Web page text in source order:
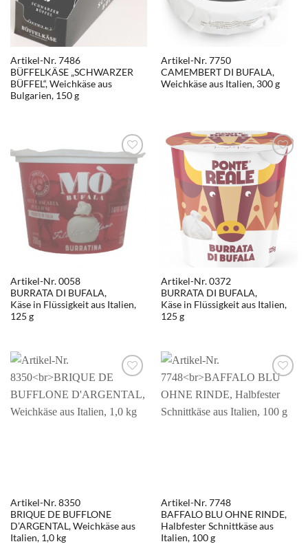
Artikel-Nr. 7486
BÜFFELKÄSE „SCHWARZER
BÜFFEL“, Weichkäse aus
Bulgarien, 150 g
Artikel-Nr. 7750
CAMEMBERT DI BUFALA,
Weichkäse aus Italien, 300 g
Artikel-Nr. 0058
BURRATA DI BUFALA,
Käse in Flüssigkeit aus Italien,
125 g
Artikel-Nr. 0372
BURRATA DI BUFALA,
Käse in Flüssigkeit aus Italien,
125 g
Artikel-Nr. 8350
BRIQUE DE BUFFLONE
D’ARGENTAL, Weichkäse aus
Italien, 1,0 kg
Artikel-Nr. 7748
BAFFALO BLU OHNE RINDE,
Halbfester Schnittkäse aus
Italien, 100 g